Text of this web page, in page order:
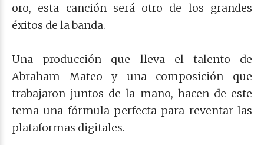
oro, esta canción será otro de los grandes
éxitos de la banda.
Una producción que lleva el talento de
Abraham Mateo y una composición que
trabajaron juntos de la mano, hacen de este
tema una fórmula perfecta para reventar las
plataformas digitales.